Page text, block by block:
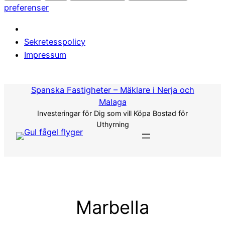
preferenser
Sekretesspolicy
Impressum
Spanska Fastigheter – Mäklare i Nerja och
Malaga
Investeringar för Dig som vill Köpa Bostad för
Uthyrning
Marbella